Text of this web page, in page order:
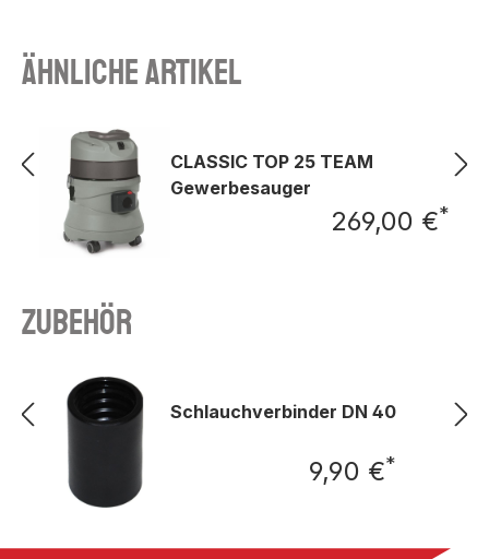
Ähnliche Artikel
CLASSIC TOP 25 TEAM
Gewerbesauger
269,00 €*
Zubehör
Schlauchverbinder DN 40
Regulärer
9,90 €*